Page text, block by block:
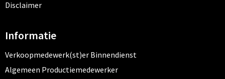
Disclaimer
Informatie
Verkoopmedewerk(st)er Binnendienst
Algemeen Productiemedewerker